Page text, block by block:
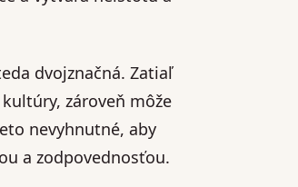
dvojznačná. Zatiaľ
zároveň môže
nevyhnutné, aby
a zodpovednosťou.